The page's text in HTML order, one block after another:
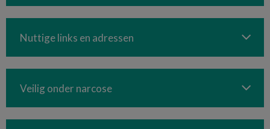
Nuttige links en adressen
Veilig onder narcose